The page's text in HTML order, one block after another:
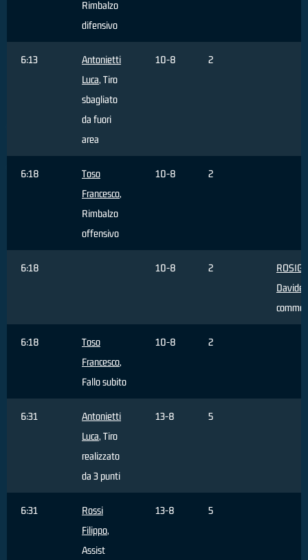
Rimbalzo
difensivo
6:13
Antonietti
Luca, Tiro
sbagliato
da fuori
area
10-8 2
6:18
Toso
Francesco,
Rimbalzo
offensivo
10-8 2
6:18 10-8 2
Davide
6:18
Toso
Francesco,
Fallo subito
10-8 2
6:31
Antonietti
Luca, Tiro
realizzato
da 3 punti
13-8 5
6:31
Rossi
Filippo,
Assist
13-8 5